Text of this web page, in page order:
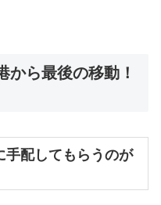
ら最後の移動！
手配してもらうのが